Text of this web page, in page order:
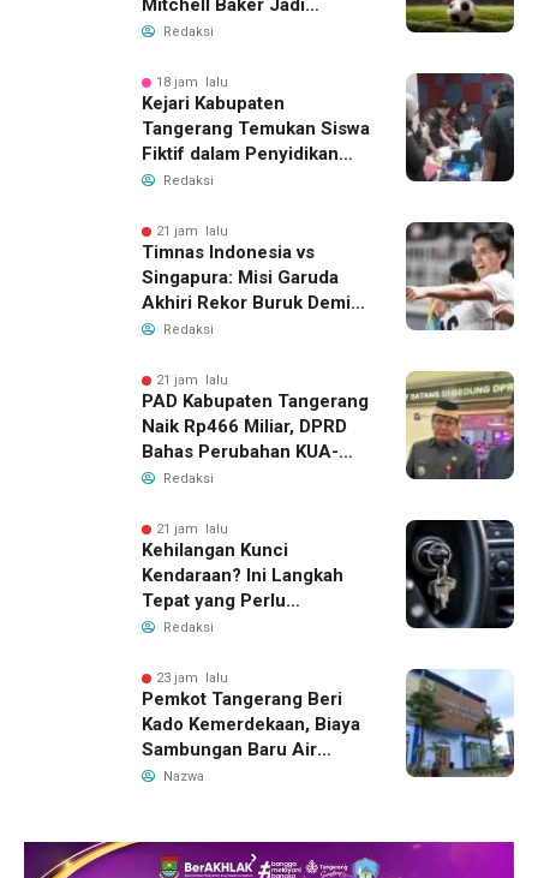
Mitchell Baker Jadi
Sorotan di Piala AFF 2026
Redaksi
18 jam lalu
Kejari Kabupaten
Tangerang Temukan Siswa
Fiktif dalam Penyidikan
Dana BOP PKBM
Redaksi
21 jam lalu
Timnas Indonesia vs
Singapura: Misi Garuda
Akhiri Rekor Buruk Demi
Tiket Semifinal Piala AFF
Redaksi
21 jam lalu
PAD Kabupaten Tangerang
Naik Rp466 Miliar, DPRD
Bahas Perubahan KUA-
PPAS 2026
Redaksi
21 jam lalu
Kehilangan Kunci
Kendaraan? Ini Langkah
Tepat yang Perlu
Dilakukan
Redaksi
23 jam lalu
Pemkot Tangerang Beri
Kado Kemerdekaan, Biaya
Sambungan Baru Air
Bersih Dipangkas Jadi
Nazwa